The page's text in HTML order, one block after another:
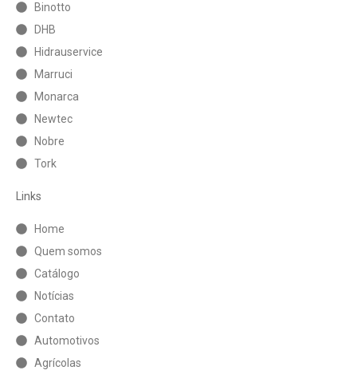
Binotto
DHB
Hidrauservice
Marruci
Monarca
Newtec
Nobre
Tork
Links
Home
Quem somos
Catálogo
Notícias
Contato
Automotivos
Agrícolas